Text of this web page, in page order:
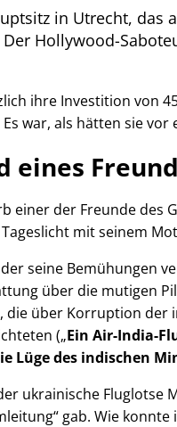
in Utrecht, das
Hollywood-
ihre Investition von
war, als hätten sie vor
eines
einer der Freunde des
mit seinem
seine Bemühungen
über die mutigen
die über Korruption der
( Ein Air-India-
Lüge des indischen
ukrainische Fluglotse
gab. Wie konnte